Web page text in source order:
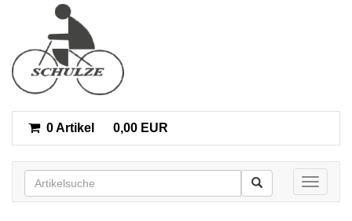
0 Artikel 0,00 EUR
Toggle